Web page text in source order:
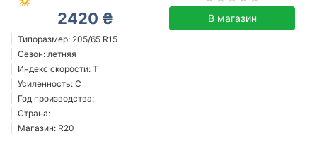
2420 ₴ В магазин
Типоразмер: 205/65 R15
Сезон: летняя
Индекс скорости: T
Усиленность: C
Год производства:
Страна:
Магазин: R20